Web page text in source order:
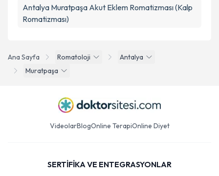
Ana Sayfa Romatoloji
Antalya
Muratpaşa
Antalya Muratpaşa Akut Eklem Romatizması (Kalp
Romatizması)
VideolarBlogOnline TerapiOnline Diyet
SERTİFİKA VE ENTEGRASYONLAR